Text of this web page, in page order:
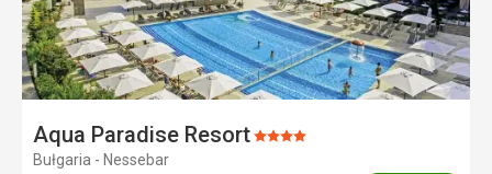
Aqua Paradise ResortOcena:
Bułgaria - Nessebar